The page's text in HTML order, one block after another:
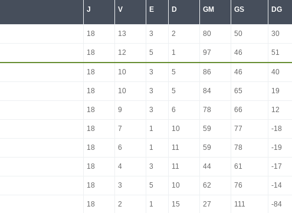
J V E D GM GS DG
18 13 3 2 80 50 30
18 12 5 1 97 46 51
18 10 3 5 86 46 40
18 10 3 5 84 65 19
18 9 3 6 78 66 12
18 7 1 10 59 77 -18
18 6 1 11 59 78 -19
18 4 3 11 44 61 -17
18 3 5 10 62 76 -14
18 2 1 15 27 111 -84